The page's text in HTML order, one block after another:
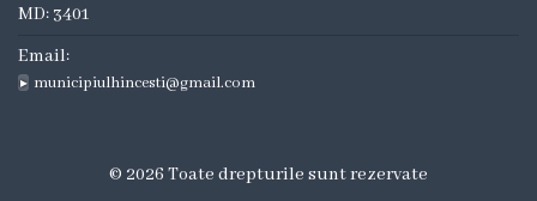
Procese
Verbale
Dezvoltare
MD: 3401
Email:
municipiulhincesti@gmail.com
© 2026 Toate drepturile sunt rezervate